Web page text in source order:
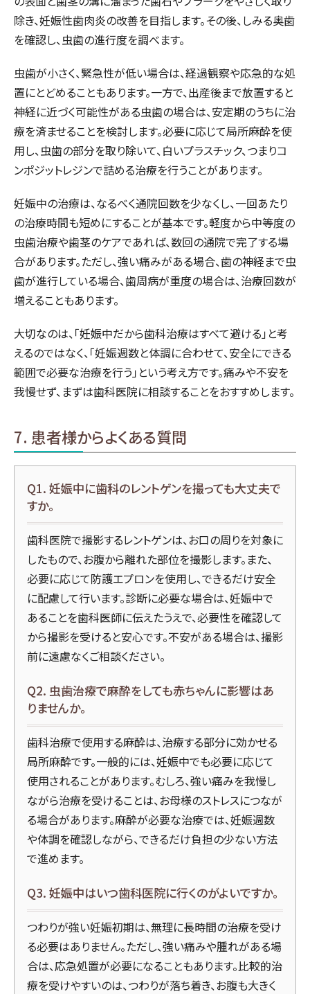
除き、妊娠性歯肉炎の改善を目指します。その後、しみる奥歯
を確認し、虫歯の進行度を調べます。
虫歯が小さく、緊急性が低い場合は、経過観察や応急的な処
置にとどめることもあります。一方で、出産後まで放置すると
神経に近づく可能性がある虫歯の場合は、安定期のうちに治
療を済ませることを検討します。必要に応じて局所麻酔を使
用し、虫歯の部分を取り除いて、白いプラスチック、つまりコ
ンポジットレジンで詰める治療を行うことがあります。
妊娠中の治療は、なるべく通院回数を少なくし、一回あたり
の治療時間も短めにすることが基本です。軽度から中等度の
虫歯治療や歯茎のケアであれば、数回の通院で完了する場
合があります。ただし、強い痛みがある場合、歯の神経まで虫
歯が進行している場合、歯周病が重度の場合は、治療回数が
増えることもあります。
大切なのは、「妊娠中だから歯科治療はすべて避ける」と考
えるのではなく、「妊娠週数と体調に合わせて、安全にできる
範囲で必要な治療を行う」という考え方です。痛みや不安を
我慢せず、まずは歯科医院に相談することをおすすめします。
7. 患者様からよくある質問
Q1. 妊娠中に歯科のレントゲンを撮っても大丈夫で
すか。
歯科医院で撮影するレントゲンは、お口の周りを対象に
したもので、お腹から離れた部位を撮影します。また、
必要に応じて防護エプロンを使用し、できるだけ安全
に配慮して行います。診断に必要な場合は、妊娠中で
あることを歯科医師に伝えたうえで、必要性を確認して
から撮影を受けると安心です。不安がある場合は、撮影
前に遠慮なくご相談ください。
Q2. 虫歯治療で麻酔をしても赤ちゃんに影響はあ
りませんか。
歯科治療で使用する麻酔は、治療する部分に効かせる
局所麻酔です。一般的には、妊娠中でも必要に応じて
使用されることがあります。むしろ、強い痛みを我慢し
ながら治療を受けることは、お母様のストレスにつなが
る場合があります。麻酔が必要な治療では、妊娠週数
や体調を確認しながら、できるだけ負担の少ない方法
で進めます。
Q3. 妊娠中はいつ歯科医院に行くのがよいですか。
つわりが強い妊娠初期は、無理に長時間の治療を受け
る必要はありません。ただし、強い痛みや腫れがある場
合は、応急処置が必要になることもあります。比較的治
療を受けやすいのは、つわりが落ち着き、お腹も大きく